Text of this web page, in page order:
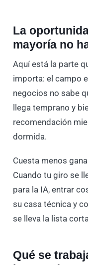
La
mayoría no
Aquí está la parte
importa: el campo
negocios no sabe
llega temprano y
recomendación
dormida.
Cuesta menos
Cuando tu giro se
para la IA, entrar
su casa técnica y
se lleva la lista
Qué se